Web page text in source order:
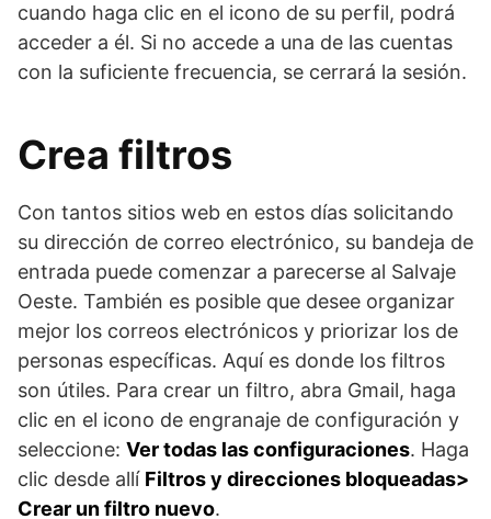
cuando haga clic en el icono de su perfil, podrá
acceder a él. Si no accede a una de las cuentas
con la suficiente frecuencia, se cerrará la sesión.
Crea filtros
Con tantos sitios web en estos días solicitando
su dirección de correo electrónico, su bandeja de
entrada puede comenzar a parecerse al Salvaje
Oeste. También es posible que desee organizar
mejor los correos electrónicos y priorizar los de
personas específicas. Aquí es donde los filtros
son útiles. Para crear un filtro, abra Gmail, haga
clic en el icono de engranaje de configuración y
seleccione: Ver todas las configuraciones. Haga
clic desde allí Filtros y direcciones bloqueadas>
Crear un filtro nuevo.